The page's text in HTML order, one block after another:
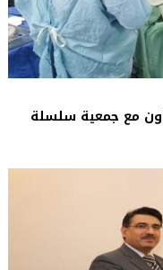
مع جمعية سلسلة